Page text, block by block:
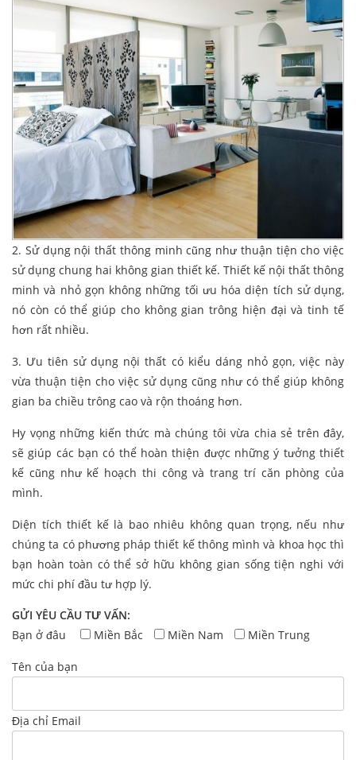
2. Sử dụng nội thất thông minh cũng như thuận tiện cho việc
sử dụng chung hai không gian thiết kế. Thiết kế nội thất thông
minh và nhỏ gọn không những tối ưu hóa diện tích sử dụng,
nó còn có thể giúp cho không gian trông hiện đại và tinh tế
hơn rất nhiều.
3. Ưu tiên sử dụng nội thất có kiểu dáng nhỏ gọn, việc này
vừa thuận tiện cho việc sử dụng cũng như có thể giúp không
gian ba chiều trông cao và rộn thoáng hơn.
Hy vọng những kiến thức mà chúng tôi vừa chia sẻ trên đây,
sẽ giúp các bạn có thể hoàn thiện được những ý tưởng thiết
kế cũng như kế hoạch thi công và trang trí căn phòng của
mình.
Diện tích thiết kế là bao nhiêu không quan trọng, nếu như
chúng ta có phương pháp thiết kế thông mình và khoa học thì
bạn hoàn toàn có thể sở hữu không gian sống tiện nghi với
mức chi phí đầu tư hợp lý.
GỬI YÊU CẦU TƯ VẤN:
Bạn ở đâu
Miền Bắc Miền Nam Miền Trung
Tên của bạn
Địa chỉ Email